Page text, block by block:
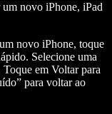
novo iPhone, iPad
novo iPhone, toque
Selecione uma
em Voltar para
para voltar ao